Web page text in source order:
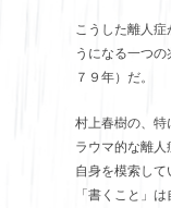
こうした離人
うになる一つ
７９年）だ。
村上春樹の、特
ラウマ的な離
自身を模索し
「書くこと」